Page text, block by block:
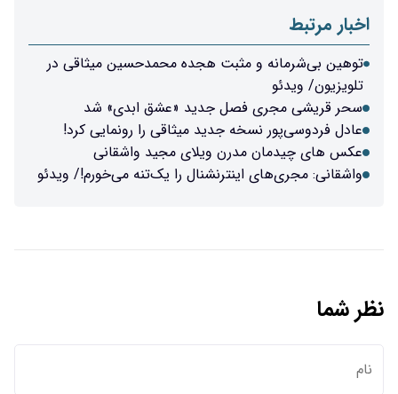
اخبار مرتبط
توهین بی‌شرمانه و مثبت هجده محمدحسین میثاقی در
تلویزیون/ ویدئو
سحر قریشی مجری فصل جدید «عشق ابدی» شد
عادل فردوسی‌پور نسخه جدید میثاقی را رونمایی کرد!
عکس های چیدمان مدرن ویلای مجید واشقانی
واشقانی: مجری‌های اینترنشنال را یک‌تنه می‌خورم!/ ویدئو
نظر شما